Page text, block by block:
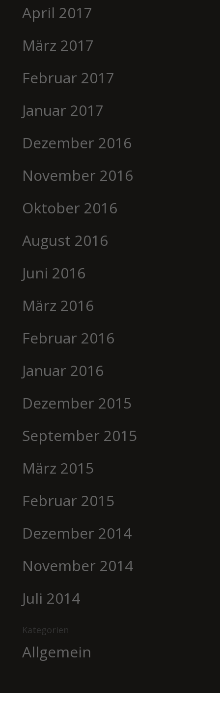
April 2017
März 2017
Februar 2017
Januar 2017
Dezember 2016
November 2016
Oktober 2016
August 2016
Juni 2016
März 2016
Februar 2016
Januar 2016
Dezember 2015
September 2015
März 2015
Februar 2015
Dezember 2014
November 2014
Juli 2014
Kategorien
Allgemein